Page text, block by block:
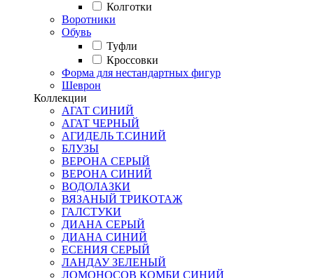
Колготки
Воротники
Обувь
Туфли
Кроссовки
Форма для нестандартных фигур
Шеврон
Коллекции
АГАТ СИНИЙ
АГАТ ЧЕРНЫЙ
АГИДЕЛЬ Т.СИНИЙ
БЛУЗЫ
ВЕРОНА СЕРЫЙ
ВЕРОНА СИНИЙ
ВОДОЛАЗКИ
ВЯЗАНЫЙ ТРИКОТАЖ
ГАЛСТУКИ
ДИАНА СЕРЫЙ
ДИАНА СИНИЙ
ЕСЕНИЯ СЕРЫЙ
ЛАНДАУ ЗЕЛЕНЫЙ
ЛОМОНОСОВ КОМБИ СИНИЙ